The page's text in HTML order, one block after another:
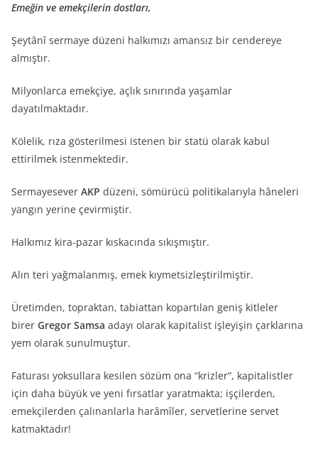
Emeğin ve emekçilerin dostları,
Şeytânî sermaye düzeni halkımızı amansız bir cendereye
almıştır.
Milyonlarca emekçiye, açlık sınırında yaşamlar
dayatılmaktadır.
Kölelik, rıza gösterilmesi istenen bir statü olarak kabul
ettirilmek istenmektedir.
Sermayesever AKP düzeni, sömürücü politikalarıyla hâneleri
yangın yerine çevirmiştir.
Halkımız kira-pazar kıskacında sıkışmıştır.
Alın teri yağmalanmış, emek kıymetsizleştirilmiştir.
Üretimden, topraktan, tabiattan kopartılan geniş kitleler
birer Gregor Samsa adayı olarak kapitalist işleyişin çarklarına
yem olarak sunulmuştur.
Faturası yoksullara kesilen sözüm ona “krizler”, kapitalistler
için daha büyük ve yeni fırsatlar yaratmakta; işçilerden,
emekçilerden çalınanlarla harâmîler, servetlerine servet
katmaktadır!